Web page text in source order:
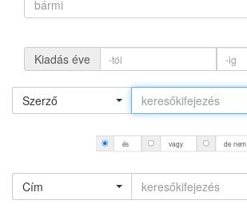
bármi
Kiadás éve
Szerző
és vagy de nem
Cím